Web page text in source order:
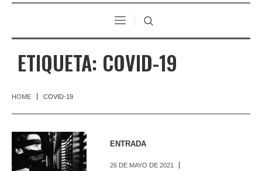
ETIQUETA: COVID-19
HOME COVID-19
ENTRADA
26 DE MAYO DE 2021